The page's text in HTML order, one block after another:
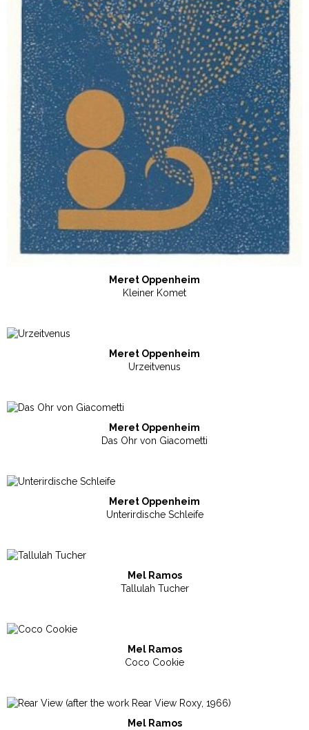
Meret Oppenheim
Kleiner Komet
Meret Oppenheim
Urzeitvenus
Meret Oppenheim
Das Ohr von Giacometti
Meret Oppenheim
Unterirdische Schleife
Mel Ramos
Tallulah Tucher
Mel Ramos
Coco Cookie
Mel Ramos